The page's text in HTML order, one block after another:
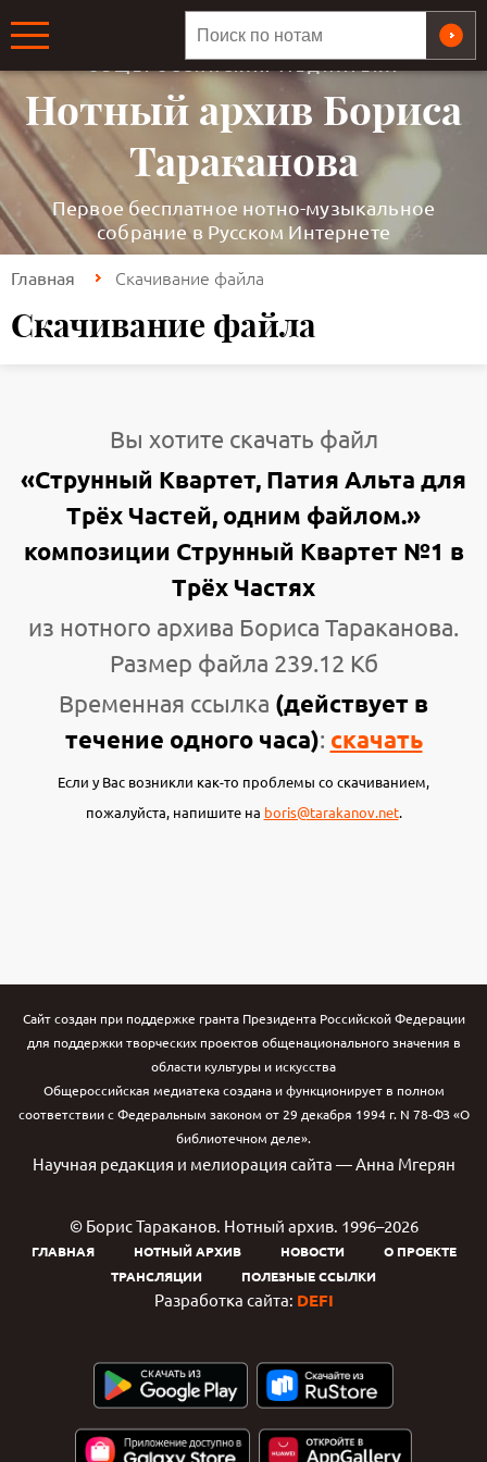
ОБЩЕРОССИЙСКАЯ МЕДИАТЕКА
Нотный архив Бориса
Тараканова
Первое бесплатное нотно-музыкальное
собрание в Русском Интернете
Главная Скачивание файла
Скачивание файла
Вы хотите скачать файл
«Струнный Квартет, Патия Альта для
Трёх Частей, одним файлом.»
композиции Струнный Квартет №1 в
Трёх Частях
из нотного архива Бориса Тараканова.
Размер файла 239.12 Кб
Временная ссылка (действует в
течение одного часа): скачать
Если у Вас возникли как-то проблемы со скачиванием,
пожалуйста, напишите на boris@tarakanov.net.
Сайт создан при поддержке гранта Президента Российской Федерации
для поддержки творческих проектов общенационального значения в
области культуры и искусства
Общероссийская медиатека создана и функционирует в полном
соответствии с Федеральным законом от 29 декабря 1994 г. N 78-ФЗ «О
библиотечном деле».
Научная редакция и мелиорация сайта — Анна Мгерян
© Борис Тараканов. Нотный архив. 1996–2026
ГЛАВНАЯ НОТНЫЙ АРХИВ НОВОСТИ
О ПРОЕКТЕ
ТРАНСЛЯЦИИ
ПОЛЕЗНЫЕ ССЫЛКИ
Разработка сайта: DEFI